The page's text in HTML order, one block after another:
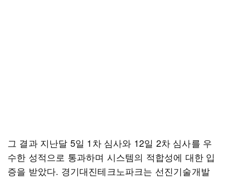
그 결과 지난달 5일 1차 심사와 12일 2차 심사를 우
수한 성적으로 통과하며 시스템의 적합성에 대한 입
증을 받았다. 경기대진테크노파크는 선진기술개발